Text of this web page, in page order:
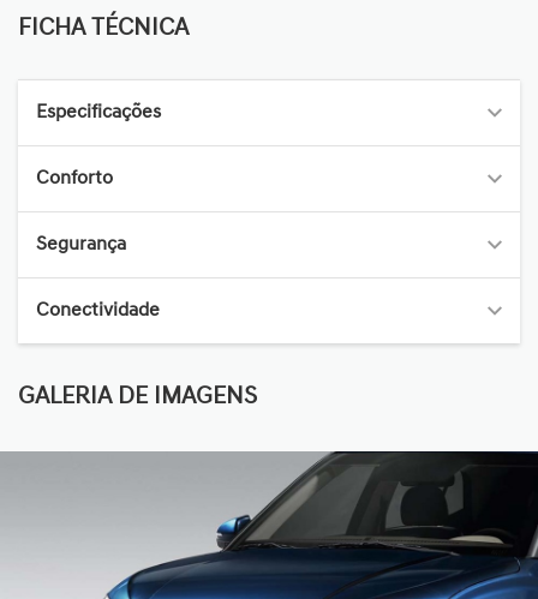
FICHA TÉCNICA
Especificações
Conforto
Segurança
Conectividade
GALERIA DE IMAGENS